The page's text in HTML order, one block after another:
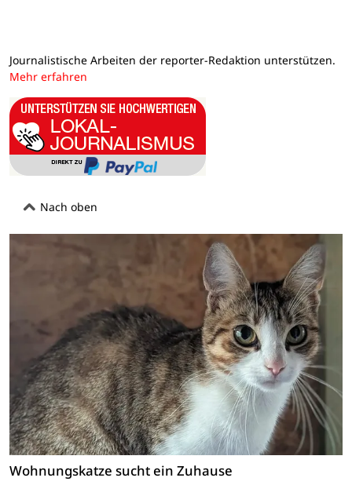
Journalistische Arbeiten der reporter-Redaktion unterstützen.
Mehr erfahren
Nach oben
Wohnungskatze sucht ein Zuhause